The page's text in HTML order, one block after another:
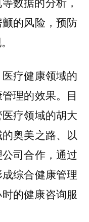
的风险，预防
疗健康领域的
理的效果。目
疗领域的胡大
奥美之路、以
司合作，通过
综合健康管理
的健康咨询服